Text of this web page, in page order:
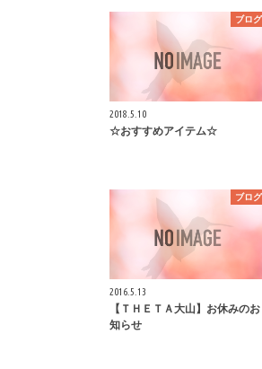
ブログ
2018.5.10
☆おすすめアイテム☆
ブログ
2016.5.13
【ＴＨＥＴＡ大山】お休みのお
知らせ